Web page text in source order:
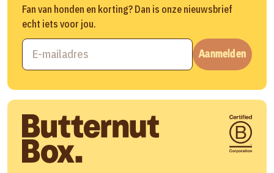
Fan van honden en korting? Dan is onze nieuwsbrief
echt iets voor jou.
Aanmelden